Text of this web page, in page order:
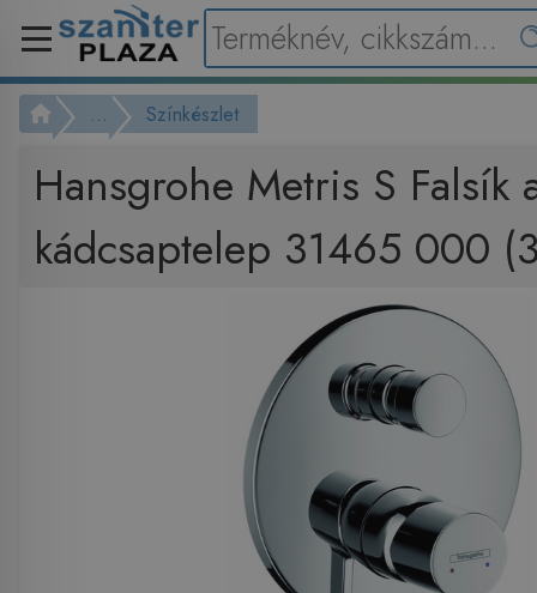
... Színkészlet
Hansgrohe Metris S Falsík
kádcsaptelep 31465 000